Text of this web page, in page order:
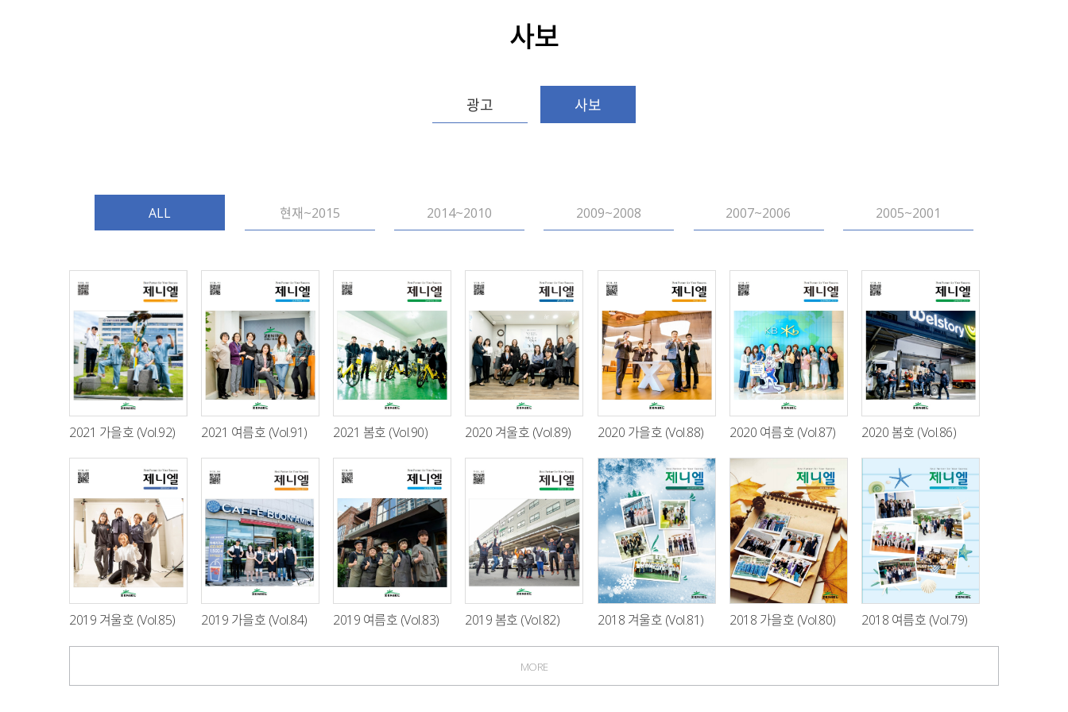
사보
광고 사보
ALL 현재~2015 2014~2010 2009~2008 2007~2006 2005~2001
2021 가을호 (Vol.92) 2021 여름호 (Vol.91) 2021 봄호 (Vol.90) 2020 겨울호 (Vol.89) 2020 가을호 (Vol.88) 2020 여름호 (Vol.87) 2020 봄호 (Vol.86)
2019 겨울호 (Vol.85) 2019 가을호 (Vol.84) 2019 여름호 (Vol.83) 2019 봄호 (Vol.82) 2018 겨울호 (Vol.81) 2018 가을호 (Vol.80) 2018 여름호 (Vol.79)
MORE